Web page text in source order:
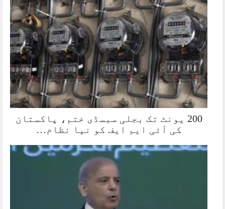
200 یونٹ تک بجلی سبسڈی ختم، پاکستان
کی آئی ایم ایف کو نیا نظام…